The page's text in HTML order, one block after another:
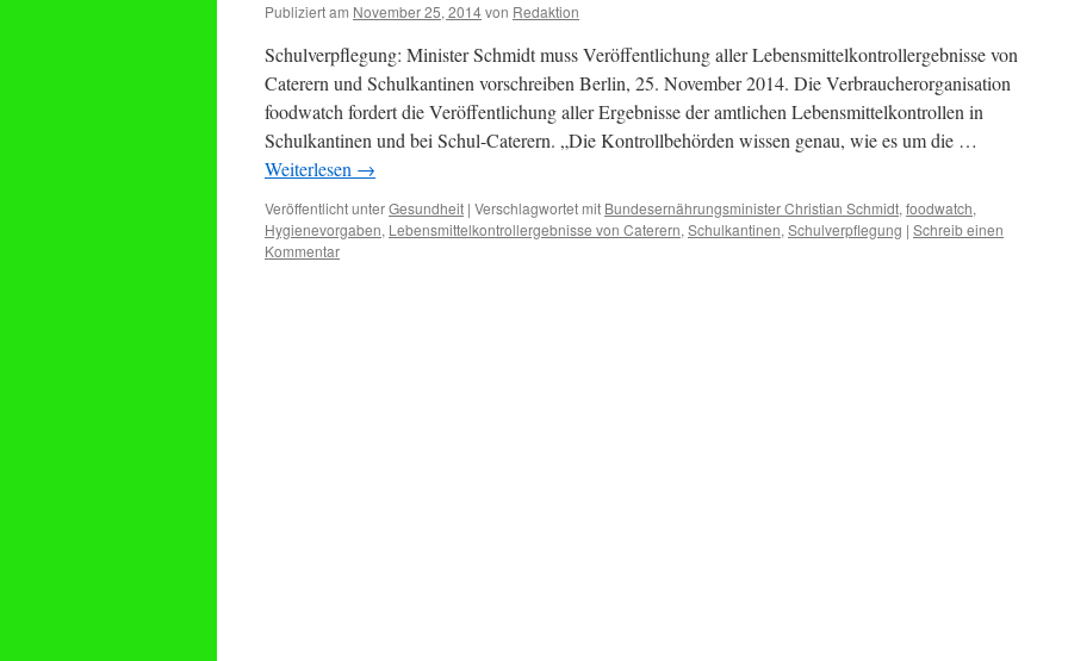
Publiziert am November 25, 2014von Redaktion
Schulverpflegung: Minister Schmidt muss Veröffentlichung aller Lebensmittelkontrollergebnisse von
Caterern und Schulkantinen vorschreiben Berlin, 25. November 2014. Die Verbraucherorganisation
foodwatch fordert die Veröffentlichung aller Ergebnisse der amtlichen Lebensmittelkontrollen in
Schulkantinen und bei Schul-Caterern. „Die Kontrollbehörden wissen genau, wie es um die …
Weiterlesen →
Veröffentlicht unterGesundheit | Verschlagwortet mit Bundesernährungsminister Christian Schmidt, foodwatch,
Hygienevorgaben, Lebensmittelkontrollergebnisse von Caterern, Schulkantinen, Schulverpflegung | Schreib einen
Kommentar